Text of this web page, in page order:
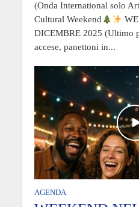
(Onda International solo
Cultural Weekend
DICEMBRE 2025 (Ultimo
accese, panettoni in...
AGENDA